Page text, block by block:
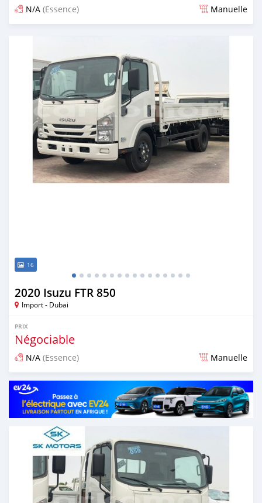
N/A (Essence) Manuelle
16
2020 Isuzu FTR 850
Import - Dubai
PRIX
Négociable
N/A (Essence) Manuelle
Publié il y a presque 6 ans